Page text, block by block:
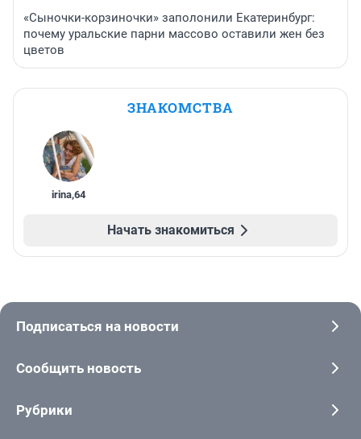
«Сыночки-корзиночки» заполонили Екатеринбург:
почему уральские парни массово оставили жен без
цветов
ЗНАКОМСТВА
irina,64
Начать знакомиться
Подписаться на новости
Сообщить новость
Рубрики